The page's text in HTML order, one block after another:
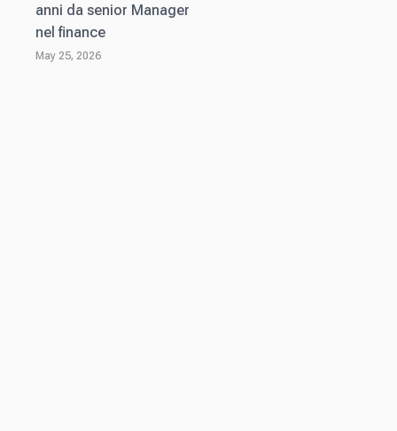
anni da senior Manager
nel finance
May 25, 2026